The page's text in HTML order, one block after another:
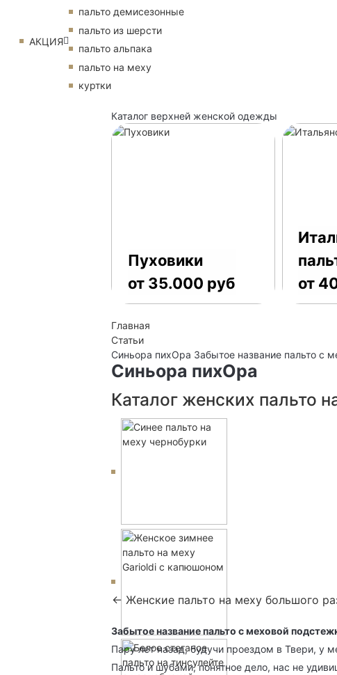
АКЦИЯ
пальто демисезонные
пальто из шерсти
пальто альпака
пальто на меху
куртки
Каталог верхней женской одежды
Пуховики
от 35.000 руб
от
Главная
Статьи
Синьора пихОра Забытое название пальто с
Синьора пихОра
Каталог женских пальто
← Женские пальто на меху большого
Забытое название пальто с меховой
Пару лет назад, будучи проездом в Твери, у
Пальто и шубами, понятное дело, нас не